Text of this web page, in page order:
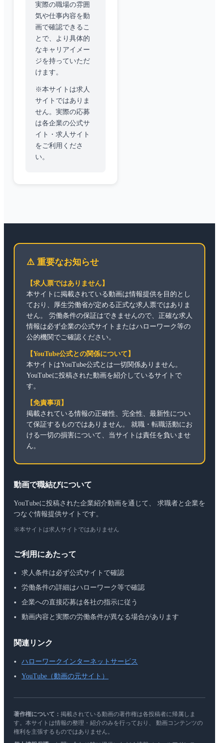
実際の職場の雰囲
気や仕事内容を動
画で確認できるこ
とで、より具体的
なキャリアイメー
ジを持っていただ
けます。
※本サイトは求人
サイトではありま
せん。実際の応募
は各企業の公式サ
イト・求人サイト
をご利用くださ
い。
⚠️ 重要なお知らせ
【求人票ではありません】
本サイトに掲載されている動画は情報提供を目的とし
ており、厚生労働省が定める正式な求人票ではありま
せん。 労働条件の保証はできませんので、正確な求人
情報は必ず企業の公式サイトまたはハローワーク等の
公的機関でご確認ください。
【YouTube公式との関係について】
本サイトはYouTube公式とは一切関係ありません。
YouTubeに投稿された動画を紹介しているサイトで
す。
【免責事項】
掲載されている情報の正確性、完全性、最新性につい
て保証するものではありません。 就職・転職活動にお
ける一切の損害について、当サイトは責任を負いませ
ん。
動画で職結びについて
YouTubeに投稿された企業紹介動画を通じて、 求職者と企業を
つなぐ情報提供サイトです。
※本サイトは求人サイトではありません
ご利用にあたって
求人条件は必ず公式サイトで確認
労働条件の詳細はハローワーク等で確認
企業への直接応募は各社の指示に従う
動画内容と実際の労働条件が異なる場合があります
関連リンク
ハローワークインターネットサービス
YouTube（動画の元サイト）
著作権について： 掲載されている動画の著作権は各投稿者に帰属しま
す。本サイトは情報の整理・紹介のみを行っており、 動画コンテンツの
権利を主張するものではありません。